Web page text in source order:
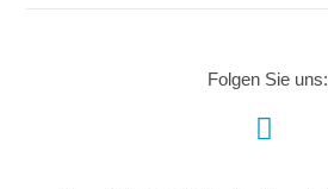
Folgen Sie uns: